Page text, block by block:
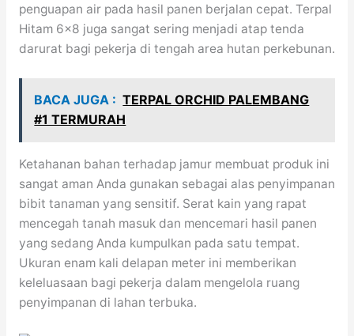
penguapan air pada hasil panen berjalan cepat. Terpal
Hitam 6×8 juga sangat sering menjadi atap tenda
darurat bagi pekerja di tengah area hutan perkebunan.
BACA JUGA : TERPAL ORCHID PALEMBANG
#1 TERMURAH
Ketahanan bahan terhadap jamur membuat produk ini
sangat aman Anda gunakan sebagai alas penyimpanan
bibit tanaman yang sensitif. Serat kain yang rapat
mencegah tanah masuk dan mencemari hasil panen
yang sedang Anda kumpulkan pada satu tempat.
Ukuran enam kali delapan meter ini memberikan
keleluasaan bagi pekerja dalam mengelola ruang
penyimpanan di lahan terbuka.